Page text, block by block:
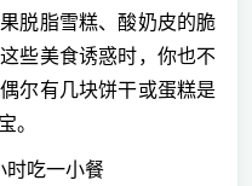
脱脂雪糕、酸奶皮的脆
些美食诱惑时，你也不
尔有几块饼干或蛋糕是
。
吃一小餐